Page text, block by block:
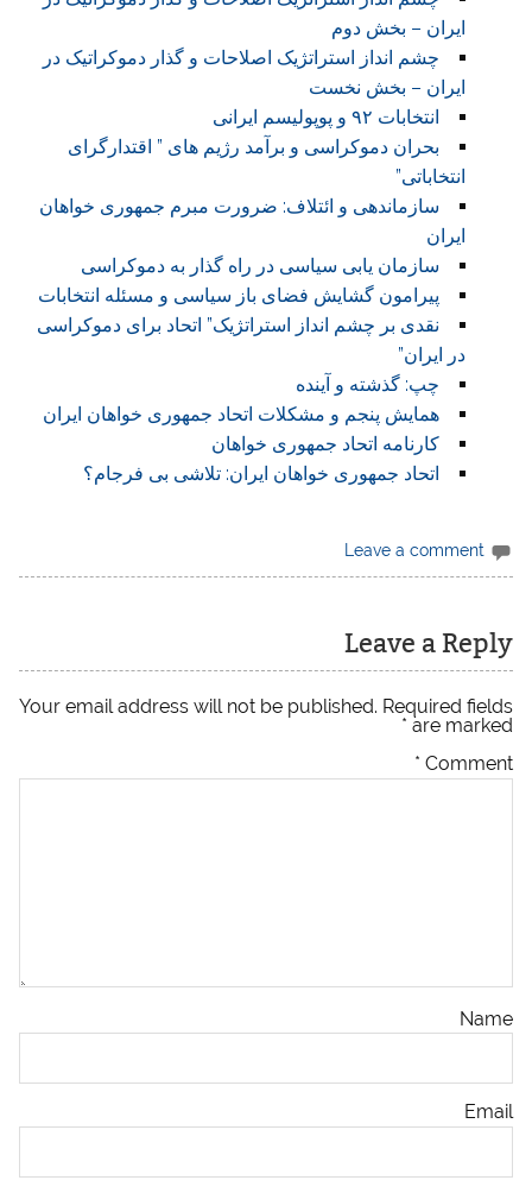
ایران – بخش دوم
چشم انداز استراتژیک اصلاحات و گذار دموکراتیک در
ایران – بخش نخست
انتخابات ۹۲ و پوپولیسم ایرانی
بحران دموکراسی و برآمد رژیم های ” اقتدارگرای
انتخاباتی”
سازماندهی و ائتلاف: ضرورت مبرم جمهوری خواهان
ایران
سازمان یابی سیاسی در راه گذار به دموکراسی
پیرامون گشایش فضای باز سیاسی و مسئله انتخابات
نقدی بر چشم انداز استراتژیک” اتحاد برای دموکراسی
در ایران”
چپ: گذشته و آینده
همایش پنجم و مشکلات اتحاد جمهوری خواهان ایران
کارنامه اتحاد جمهوری خواهان
اتحاد جمهوری خواهان ایران: تلاشی بی فرجام؟
Leave a comment
Leave a Reply
Your email address will not be published. Required fields
are marked
*
Comment
*
Name
Email